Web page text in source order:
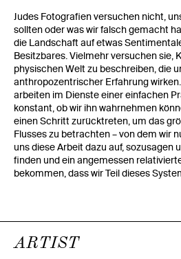
Judes Fotografien versuchen nicht,
sollten oder was wir falsch gemacht
die Landschaft auf etwas
Besitzbares. Vielmehr versuchen sie,
physischen Welt zu beschreiben, die
anthropozentrischer Erfahrung wirken.
arbeiten im Dienste einer einfachen
konstant, ob wir ihn wahrnehmen
einen Schritt zurücktreten, um das
Flusses zu betrachten – von dem wir
uns diese Arbeit dazu auf, sozusagen
finden und ein angemessen
bekommen, dass wir Teil dieses
ARTIST